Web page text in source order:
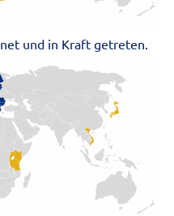
und in Kraft getreten.